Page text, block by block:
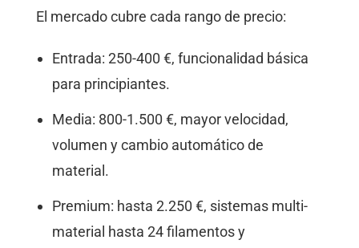
El mercado cubre cada rango de precio:
Entrada: 250-400 €, funcionalidad básica
para principiantes.
Media: 800-1.500 €, mayor velocidad,
volumen y cambio automático de
material.
Premium: hasta 2.250 €, sistemas multi-
material hasta 24 filamentos y